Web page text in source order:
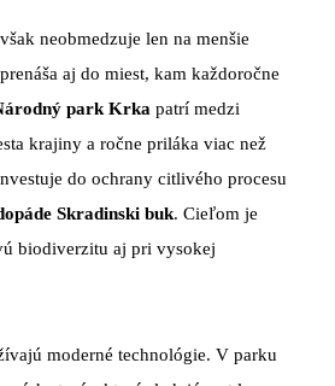
neobmedzuje len na menšie
aj do miest, kam každoročne
park Krka patrí medzi
krajiny a ročne priláka viac než
do ochrany citlivého procesu
Skradinski buk. Cieľom je
biodiverzitu aj pri vysokej
moderné technológie. V parku